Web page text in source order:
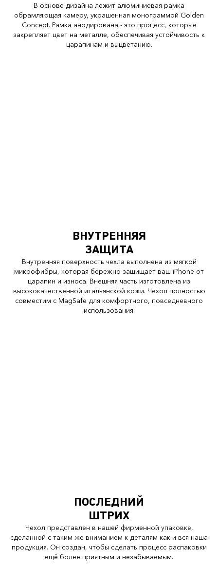
В основе дизайна лежит алюминиевая рамка
обрамляющая камеру, украшенная монограммой Golden
Concept. Рамка анодирована - это процесс, которые
закрепляет цвет на металле, обеспечивая устойчивость к
царапинам и выцветанию.
ВНУТРЕННЯЯ
ЗАЩИТА
Внутренняя поверхность чехла выполнена из мягкой
микрофибры, которая бережно защищает ваш iPhone от
царапин и износа. Внешняя часть изготовлена из
высококачественной итальянской кожи. Чехол полностью
совместим с MagSafe для комфортного, повседневного
использования.
ПОСЛЕДНИЙ
ШТРИХ
Чехол представлен в нашей фирменной упаковке,
сделанной с таким же вниманием к деталям как и вся наша
продукция. Он создан, чтобы сделать процесс распаковки
ещё более приятным и незабываемым.